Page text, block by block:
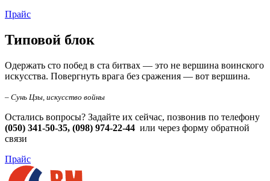
Прайс
Типовой блок
Одержать сто побед в ста битвах — это не вершина воинского
искусства. Повергнуть врага без сражения — вот вершина.
– Сунь Цзы, искусство войны
Остались вопросы? Задайте их сейчас, позвонив по телефону
(050) 341-50-35, (098) 974-22-44 или через форму обратной
связи
Прайс